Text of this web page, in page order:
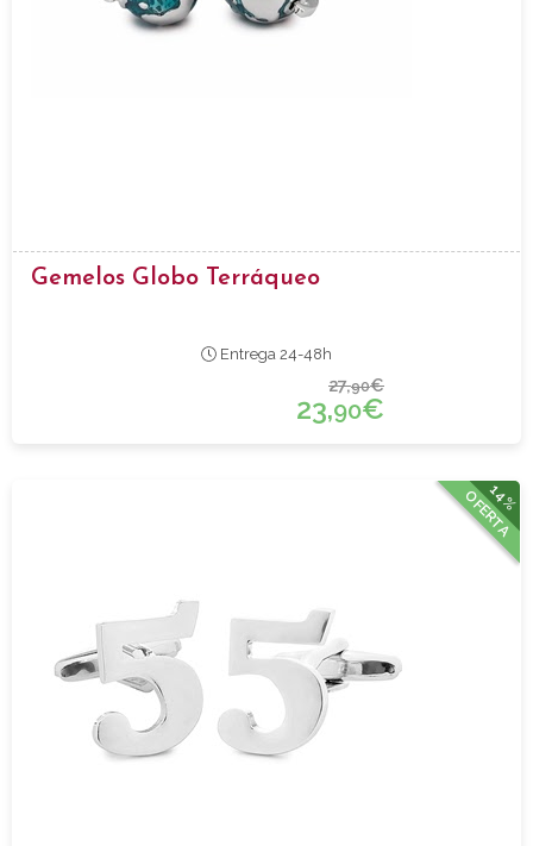
Gemelos Globo Terráqueo
Entrega 24-48h
27,90€
23,90€
14%
OFERTA